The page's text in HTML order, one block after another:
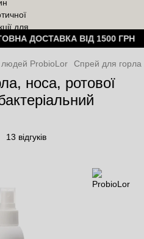
ДОСТАВКА ВІД 1500
ProbioLor Спрей для горла
носа, ротової
13 відгуків